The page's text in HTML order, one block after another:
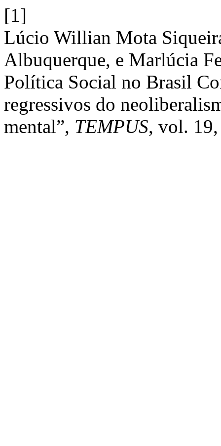
[1]
Lúcio Willian Mota
Albuquerque, e Marlúcia
Política Social no Brasil
regressivos do
mental”, TEMPUS, vol.